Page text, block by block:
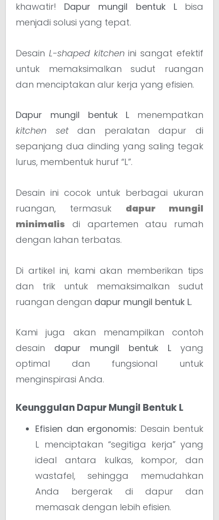
khawatir! Dapur mungil bentuk Lbisa
menjadi solusi yang tepat.
Desain L-shaped kitchenini sangat efektif
untuk memaksimalkan sudut ruangan
dan menciptakan alur kerja yang efisien.
Dapur mungil bentuk L menempatkan
kitchen setdan peralatan dapur di
sepanjang dua dinding yang saling tegak
lurus, membentuk huruf “L”.
Desain ini cocok untuk berbagai ukuran
ruangan, termasuk dapur mungil
minimalis di apartemen atau rumah
dengan lahan terbatas.
Di artikel ini, kami akan memberikan tips
dan trik untuk memaksimalkan sudut
ruangan dengan dapur mungil bentuk L.
Kami juga akan menampilkan contoh
desain dapur mungil bentuk L yang
optimal dan fungsional untuk
menginspirasi Anda.
Keunggulan Dapur Mungil Bentuk L
Efisien dan ergonomis: Desain bentuk
L menciptakan “segitiga kerja” yang
ideal antara kulkas, kompor, dan
wastafel, sehingga memudahkan
Anda bergerak di dapur dan
memasak dengan lebih efisien.